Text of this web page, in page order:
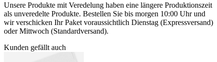
Unsere Produkte mit Veredelung haben eine längere Produktionszeit
als unveredelte Produkte. Bestellen Sie bis morgen 10:00 Uhr und
wir verschicken Ihr Paket voraussichtlich Dienstag (Expressversand)
oder Mittwoch (Standardversand).
Kunden gefällt auch